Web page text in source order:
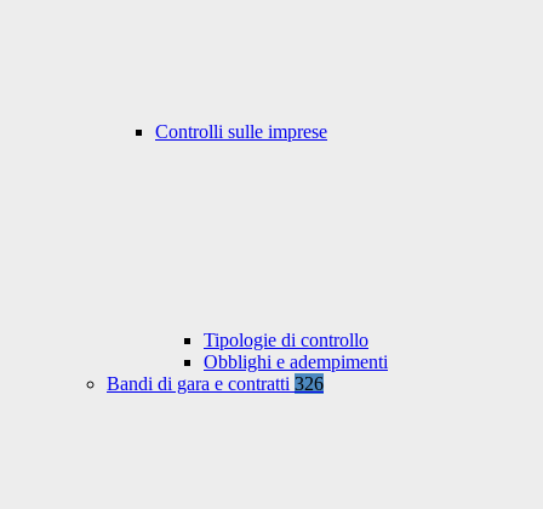
Controlli sulle imprese
Tipologie di controllo
Obblighi e adempimenti
Bandi di gara e contratti 326